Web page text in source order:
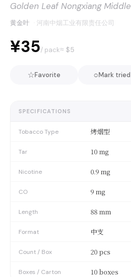
Golden Leaf Nongxiang Middle
黄金叶 · 河南中烟工业有限责任公司
¥35/ pack≈ $5
☆Favorite ○Mark tried
SPECIFICATIONS
Tobacco Type 烤烟型
Tar 10 mg
Nicotine 0.9 mg
CO 9 mg
Length 88 mm
Format 中支
Count / Box 20 pcs
Boxes / Carton 10 boxes